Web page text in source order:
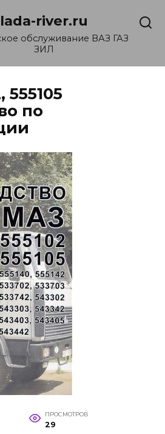
lada-river.ru
обслуживание ВАЗ ГАЗ
ЗИЛ
555105
по
ПРОСМОТРОВ
29